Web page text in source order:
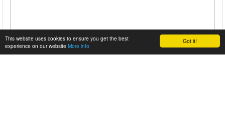
Got it!
This website uses cookies to ensure you get the best
experience on our website More info